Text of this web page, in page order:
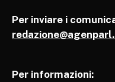
Per inviare i
Per informazioni: